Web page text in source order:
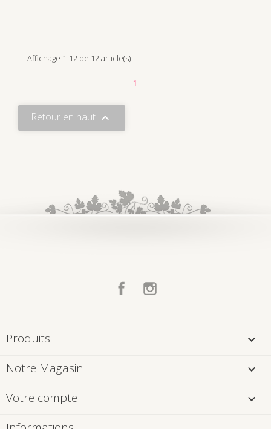
Affichage 1-12 de 12 article(s)
1
Retour en haut 
Facebook
Produits 
Notre Magasin 
Votre compte 